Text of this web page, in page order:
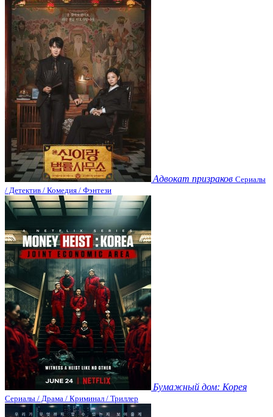
Адвокат призраков Сериалы
/ Детектив / Комедия / Фэнтези
Бумажный дом: Корея
Сериалы / Драма / Криминал / Триллер